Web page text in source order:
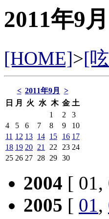
2011年9
[HOME]>[
< 2011年9月
>
日 月 火 水 木 金 土
1
2
3
4
5 6 7 8 9
10
11 12 13 14 15 16 17
18 19 20 21 22 23 24
25 26 27 28 29 30
2004 [ 01,
2005 [ 01,